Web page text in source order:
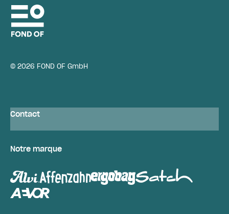
© 2026 FOND OF GmbH
Contact
Notre marque